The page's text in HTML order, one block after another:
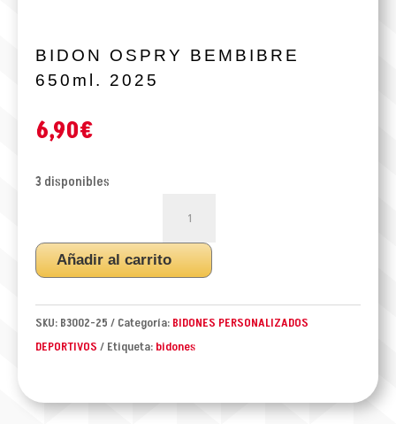
BIDON OSPRY BEMBIBRE
650ml. 2025
6,90€
3 disponibles
OSPRY
BEMBIBRE
650ml.
2025
cantidad
Añadir al carrito
SKU: B3002-25 Categoría: BIDONES PERSONALIZADOS
DEPORTIVOS
Etiqueta: bidones